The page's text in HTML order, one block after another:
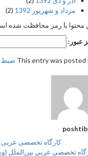
مرداد و شهریور 1392
(2)
با رمز محافظت شده است.
This entry wasضبط
کارگاه تخصصی عربی
تخصصی عربی بین‌الملل